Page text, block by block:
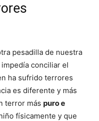
pesadilla de nuestra
conciliar el
ha sufrido terrores
es diferente y más
terror más puro e
físicamente y que